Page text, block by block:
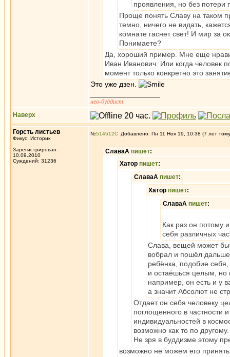
проявления, но без потери
Проще понять Славу на таком
темно, ничего не видать,
комнате гаснет свет! И мир за
Понимаете?
Да, хороший пример. Мне еще
Иван Иванович. Или когда человек
момент только конкретно это
Это уже дзен.
нео-буддист
Наверх
Горсть листьев
Фикус, Историк
Зарегистрирован:
10.09.2010
Суждений: 31236
№514512 Добавлено: Пн 11 Ноя 19, 10:38 (7 лет
СлаваА пишет:
Хатор пишет:
СлаваА пишет:
Хатор пишет:
СлаваА пишет:
Как раз он потому
себя различных
Слава, вещей может
вобрал и пошёл
ребёнка, подобие
и остаёшься целым, но
например, он есть и у
а значит Абсолют не
Отдает он себя человеку
поглощенного в частности
индивидуальностей в
возможно как то по
Не зря в буддизме этому
возможно не можем его